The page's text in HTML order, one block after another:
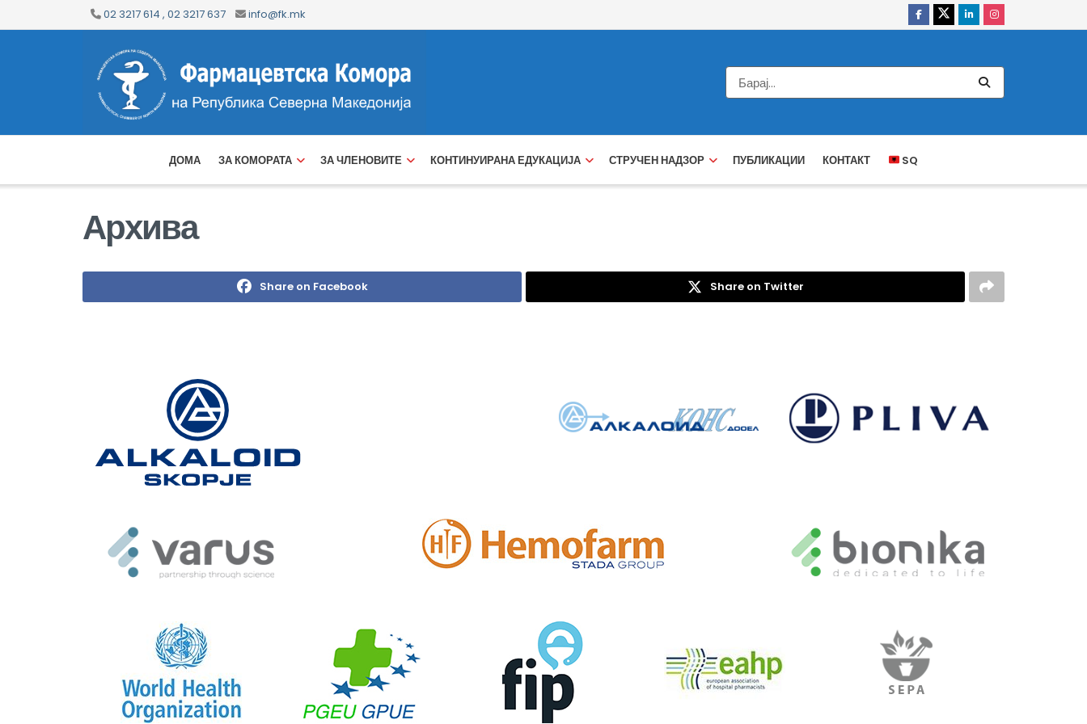
02 3217 614 , 02 3217 637 info@fk.mk
ДОМА ЗА КОМОРАТА ЗА ЧЛЕНОВИТЕ КОНТИНУИРАНА ЕДУКАЦИЈА СТРУЧЕН НАДЗОР ПУБЛИКАЦИИ КОНТАКТ SQ
Архива
Share on Facebook Share on Twitter